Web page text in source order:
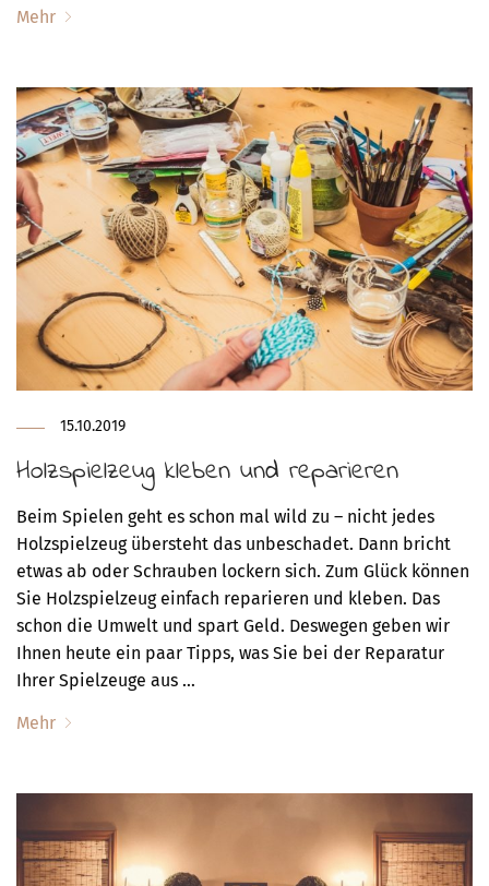
Mehr
15.10.2019
Holzspielzeug kleben und reparieren
Beim Spielen geht es schon mal wild zu – nicht jedes
Holzspielzeug übersteht das unbeschadet. Dann bricht
etwas ab oder Schrauben lockern sich. Zum Glück können
Sie Holzspielzeug einfach reparieren und kleben. Das
schon die Umwelt und spart Geld. Deswegen geben wir
Ihnen heute ein paar Tipps, was Sie bei der Reparatur
Ihrer Spielzeuge aus …
Mehr